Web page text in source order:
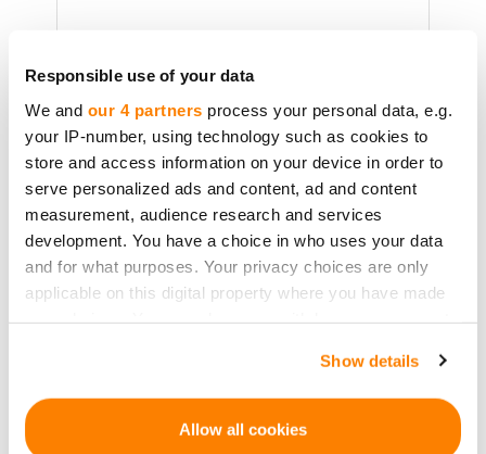
Responsible use of your data
We and our 4 partners process your personal data, e.g.
your IP-number, using technology such as cookies to
store and access information on your device in order to
serve personalized ads and content, ad and content
measurement, audience research and services
development. You have a choice in who uses your data
and for what purposes. Your privacy choices are only
applicable on this digital property where you have made
If you allow, we would also like to:
Show details
Allow all cookies
Usługi krajobrazowe
Podniesiono:€242 000.00
Kapitał własny Sfinansowany
Sfinansowany